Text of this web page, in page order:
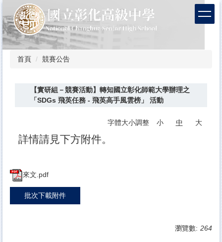
到
主
要
內
首頁 競賽公告
【實研組－競賽活動】轉知國立彰化師範大學辦理之
「SDGs 飛英任務 - 飛英高手風雲榜」 活動
字體大小調整 小 中 大
詳情請見下方附件。
來文.pdf
批次下載附件
瀏覽數: 264